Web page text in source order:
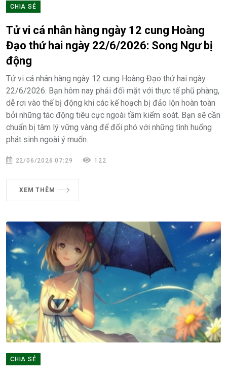
CHIA SẺ
Tử vi cá nhân hàng ngày 12 cung Hoàng
Đạo thứ hai ngày 22/6/2026: Song Ngư bị
động
Tử vi cá nhân hàng ngày 12 cung Hoàng Đạo thứ hai ngày
22/6/2026: Bạn hôm nay phải đối mặt với thực tế phũ phàng,
dễ rơi vào thế bị động khi các kế hoạch bị đảo lộn hoàn toàn
bởi những tác động tiêu cực ngoài tầm kiểm soát. Bạn sẽ cần
chuẩn bị tâm lý vững vàng để đối phó với những tình huống
phát sinh ngoài ý muốn.
22/06/2026 07:29 122
XEM THÊM
CHIA SẺ